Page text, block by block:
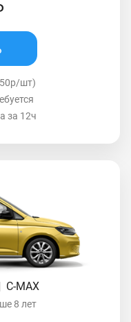
шт)
за 12ч
| C-MAX
8 лет